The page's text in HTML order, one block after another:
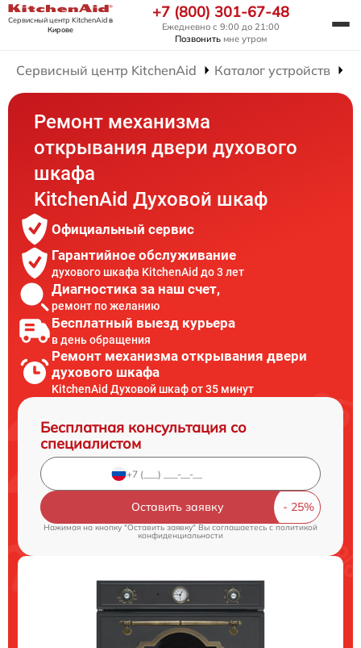
Сервисный центр KitchenAidв
Кирове
+7 (800) 301-67-48
Ежедневно с 9:00 до 21:00
Позвонить мне утром
Сервисный центр KitchenAid Каталог устройств
Ремонт механизма
открывания двери духового
шкафа
KitchenAid Духовой шкаф
Официальный сервис
Гарантийное обслуживание
духового шкафа KitchenAid до 3 лет
Диагностика за наш счет,
ремонт по желанию
Бесплатный выезд курьера
в день обращения
Ремонт механизма открывания двери
духового шкафа
KitchenAid Духовой шкаф от 35 минут
Бесплатная консультация со
специалистом
Оставить заявку
Нажимая на кнопку "Оставить заявку" Вы соглашаетесь cполитикой
конфиденциальности